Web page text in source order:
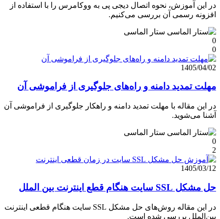
در این آموزش، نحوه اتصال دیجی پی به ووکامرس را با استفاده از
افزونه رسمی آن بررسی می‌کنیم.
ستار الماسی
0
0
1405/04/02
مهلت تمدید دامنه و راه‌های جلوگیری از فراموشی آن
در این مقاله با مهلت تمدید دامنه و راهکار جلوگیری از فراموشی آن
آشنا می‌شوید.
ستار الماسی
0
2
1405/03/12
حل مشکل SSL سایت هنگام قطع اینترنت بین‌ الملل
در این مقاله روش‌های حل مشکل SSL سایت هنگام قطعی اینترنت
بین‌الملل بررسی شده است.